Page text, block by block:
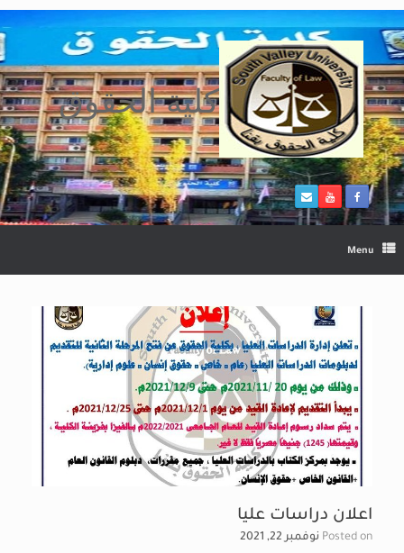
Skip
to
content
كلية الحقوق
Menu
اعلان دراسات عليا
Posted on نوفمبر 22, 2021